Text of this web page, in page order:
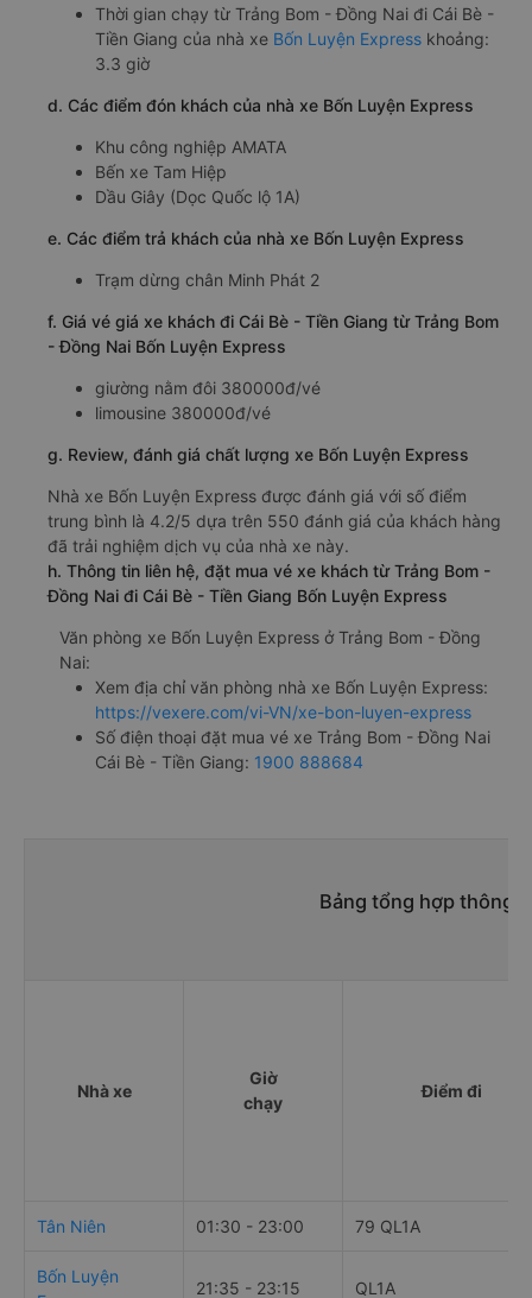
Thời gian chạy từ Trảng Bom - Đồng Nai đi Cái Bè -
Tiền Giang của nhà xe Bốn Luyện Express khoảng:
3.3 giờ
d. Các điểm đón khách của nhà xe Bốn Luyện Express
Khu công nghiệp AMATA
Bến xe Tam Hiệp
Dầu Giây (Dọc Quốc lộ 1A)
e. Các điểm trả khách của nhà xe Bốn Luyện Express
Trạm dừng chân Minh Phát 2
f. Giá vé giá xe khách đi Cái Bè - Tiền Giang từ Trảng Bom
- Đồng Nai Bốn Luyện Express
giường nằm đôi 380000đ/vé
limousine 380000đ/vé
g. Review, đánh giá chất lượng xe Bốn Luyện Express
Nhà xe Bốn Luyện Express được đánh giá với số điểm
trung bình là 4.2/5 dựa trên 550 đánh giá của khách hàng
đã trải nghiệm dịch vụ của nhà xe này.
h. Thông tin liên hệ, đặt mua vé xe khách từ Trảng Bom -
Đồng Nai đi Cái Bè - Tiền Giang Bốn Luyện Express
Văn phòng xe Bốn Luyện Express ở Trảng Bom - Đồng
Nai:
Xem địa chỉ văn phòng nhà xe Bốn Luyện Express:
https://vexere.com/vi-VN/xe-bon-luyen-express
Số điện thoại đặt mua vé xe Trảng Bom - Đồng Nai
Cái Bè - Tiền Giang: 1900 888684
Bảng tổng hợp thông
Nhà xe
Giờ
chạy
Điểm đi
Tân Niên 01:30 - 23:00 79 QL1A
Bốn Luyện
21:35 - 23:15 QL1A